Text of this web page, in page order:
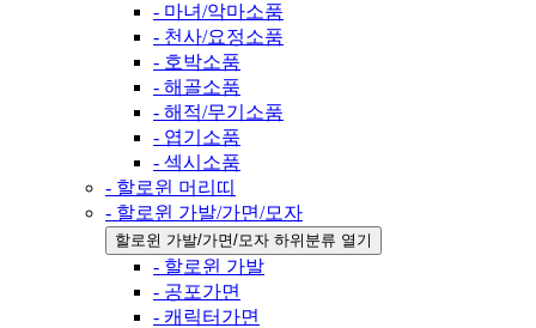
- 마녀/악마소품
- 천사/요정소품
- 호박소품
- 해골소품
- 해적/무기소품
- 엽기소품
- 섹시소품
- 할로윈 머리띠
- 할로윈 가발/가면/모자
할로윈 가발/가면/모자 하위분류 열기
- 할로윈 가발
- 공포가면
- 캐릭터가면